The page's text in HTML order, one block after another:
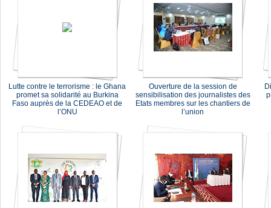
Lutte contre le terrorisme : le Ghana
promet sa solidarité au Burkina
Faso auprès de la CEDEAO et de
l’ONU
Ouverture de la session de
sensibilisation des journalistes des
Etats membres sur les chantiers de
l’union